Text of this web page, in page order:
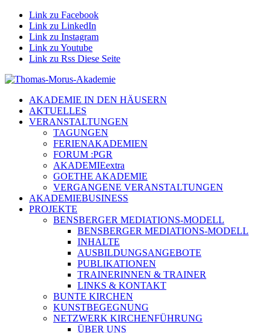
Link zu Facebook
Link zu LinkedIn
Link zu Instagram
Link zu Youtube
Link zu Rss Diese Seite
AKADEMIE IN DEN HÄUSERN
AKTUELLES
VERANSTALTUNGEN
TAGUNGEN
FERIENAKADEMIEN
FORUM :PGR
AKADEMIEextra
GOETHE AKADEMIE
VERGANGENE VERANSTALTUNGEN
AKADEMIEBUSINESS
PROJEKTE
BENSBERGER MEDIATIONS-MODELL
BENSBERGER MEDIATIONS-MODELL
INHALTE
AUSBILDUNGSANGEBOTE
PUBLIKATIONEN
TRAINERINNEN & TRAINER
LINKS & KONTAKT
BUNTE KIRCHEN
KUNSTBEGEGNUNG
NETZWERK KIRCHENFÜHRUNG
ÜBER UNS